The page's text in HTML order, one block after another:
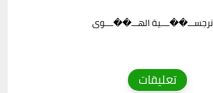
نرجســـ��ــــية الهـــ��ــــوى
تعليقات